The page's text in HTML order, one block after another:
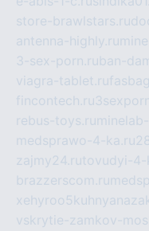
store-brawlstars.ru
antenna-highly.ru
3-sex-porn.ruban-
viagra-tablet.ru
fincontech.ru
rebus-toys.ru
medsprawo-4-ka.ru
zajmy24.rutovudyi-4-
brazzerscom.ru
vskrytie-zamkov-